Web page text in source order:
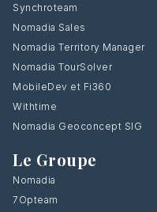
Synchroteam
Nomadia Sales
Nomadia Territory Manager
Nomadia TourSolver
MobileDev et Fi360
Withtime
Nomadia Geoconcept SIG
Le Groupe
Nomadia
7Opteam